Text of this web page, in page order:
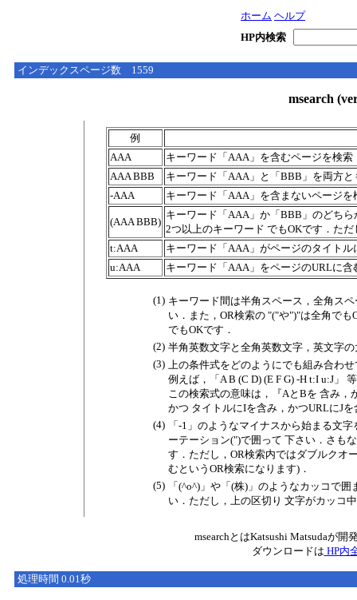
ホーム ヘルプ
HP内検索
インデックスページ数 1559
msearch
例
AAA
キーワード「AAA」を含むページを検索
AAA BBB
キーワード「AAA」と「BBB」を両方
-AAA
キーワード「AAA」を含まないページを
(AAA BBB)
キーワード「AAA」か「BBB」のどち
2つ以上のキーワード でもOKです．た
t:AAA
キーワード「AAA」がページのタイト
u:AAA
キーワード「AAA」をページのURLに
(1) キーワード間は半角スペース，全角ス
い．また，OR検索の "("や")"は全角で
でもOKです．
(2) 半角英数文字と全角英数文字，英文字
(3) 上の条件式をどのようにでも組み合わ
例えば，「A B (C D) (E F G) -H t:I u:J」
この検索式の意味は，『AとBを 含み，
かつ タイトルにIを含み，かつURLにJ
(4)
「-1」のようなマイナスから始まる文
ーテーション(")で囲って 下さい．さも
す．ただし，OR検索内ではダブルクオ
むというOR検索になります)．
(5)
「(^o^)」や「(株)」のようなカッコで
い．ただし，上の区切り 文字がカッコ
msearchとはKatsushi Matsudaが
ダウンロードは HP内
処理時間 0.01秒